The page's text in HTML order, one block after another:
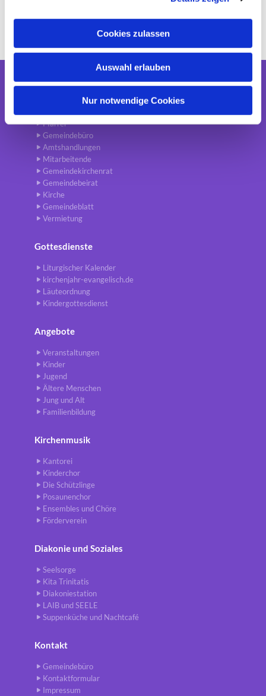
Cookies zulassen
Auswahl erlauben
Nur notwendige Cookies
Pfarrer
Gemeindebüro
Amtshandlungen
Mitarbeitende
Gemeindekirchenrat
Gemeindebeirat
Kirche
Gemeindeblatt
Vermietung
Gottesdienste
Liturgischer Kalender
kirchenjahr-evangelisch.de
Läuteordnung
Kindergottesdienst
Angebote
Veranstaltungen
Kinder
Jugend
Ältere Menschen
Jung und Alt
Familienbildung
Kirchenmusik
Kantorei
Kinderchor
Die Schützlinge
Posaunenchor
Ensembles und Chöre
Förderverein
Diakonie und Soziales
Seelsorge
Kita Trinitatis
Diakoniestation
LAIB und SEELE
Suppenküche und Nachtcafé
Kontakt
Gemeindebüro
Kontaktformular
Impressum